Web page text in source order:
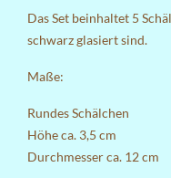
Das Set beinhaltet 5
schwarz glasiert sind.
Maße:
Rundes Schälchen
Höhe ca. 3,5 cm
Durchmesser ca. 12 cm